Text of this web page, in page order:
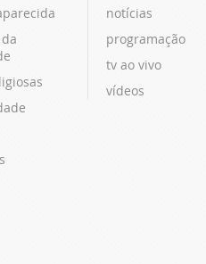
notícias
programação
tv ao vivo
vídeos